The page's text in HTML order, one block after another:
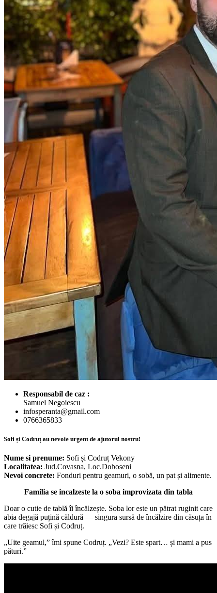
Responsabil de caz :
Samuel Negoiescu
infosperanta@gmail.com
0766365833
Sofi și Codruț au nevoie urgent de ajutorul nostru!
Nume si prenume: Sofi și Codruț Vekony
Localitatea: Jud.Covasna, Loc.Doboseni
Nevoi concrete: Fonduri pentru geamuri, o sobă, un pat și alimente.
Familia se incalzeste la o soba improvizata din tabla
Doar o cutie de tablă îi încălzește. Soba lor este un pătrat ruginit care
abia degajă puțină căldură — singura sursă de încălzire din căsuța în
care trăiesc Sofi și Codruț.
„Uite geamul,” îmi spune Codruț. „Vezi? Este spart… și mami a pus
pături.”